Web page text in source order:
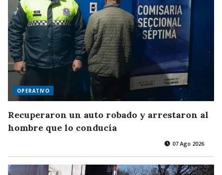
OPERATIVO
Recuperaron un auto robado y arrestaron al
hombre que lo conducía
07 Ago 2026